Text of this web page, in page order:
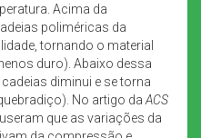
Acima da
poliméricas da
tornando o material
duro). Abaixo dessa
diminui e se torna
No artigo da ACS
que as variações da